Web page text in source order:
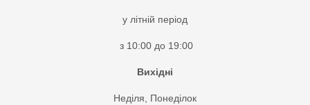
у літній період
з 10:00 до 19:00
Вихідні
Неділя, Понеділок